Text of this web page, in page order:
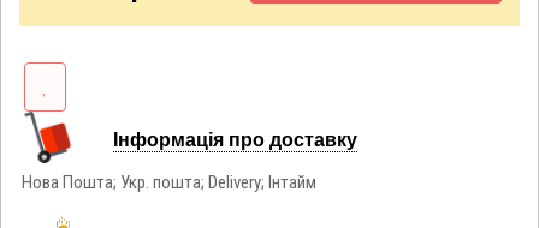
Інформація про доставку
Нова Пошта; Укр. пошта; Delivery; Інтайм